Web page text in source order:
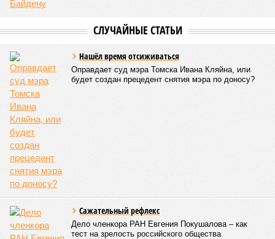
СЛУЧАЙНЫЕ СТАТЬИ
Нашёл время отсиживаться
Оправдает суд мэра Томска Ивана Кляйна, или
будет создан прецедент снятия мэра по доносу?
Сажательный рефлекс
Дело членкора РАН Евгения Покушалова – как
тест на зрелость российского общества